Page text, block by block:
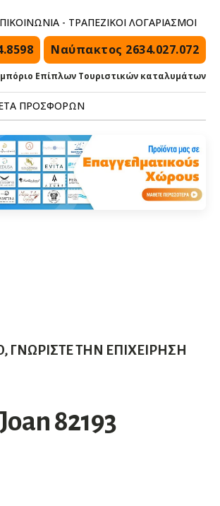
- ΤΡΑΠΕΖΙΚΟΙ ΛΟΓΑΡΙΑΣΜΟΙ
Ναύπακτος 2634.027.072
Επίπλων Τουριστικών καταλυμάτων
ΠΡΟΣΦΟΡΩΝ
ΓΝΩΡΊΣΤΕ ΤΗΝ ΕΠΙΧΕΊΡΗΣΗ
82193